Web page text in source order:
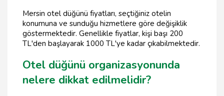
Mersin otel düğünü fiyatları, seçtiğiniz otelin
konumuna ve sunduğu hizmetlere göre değişiklik
göstermektedir. Genellikle fiyatlar, kişi başı 200
TL'den başlayarak 1000 TL'ye kadar çıkabilmektedir.
Otel düğünü organizasyonunda
nelere dikkat edilmelidir?